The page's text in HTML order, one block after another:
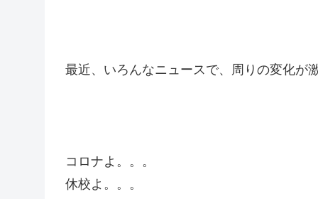
最近、いろんなニュースで、周りの変化が
コロナよ。。。
休校よ。。。